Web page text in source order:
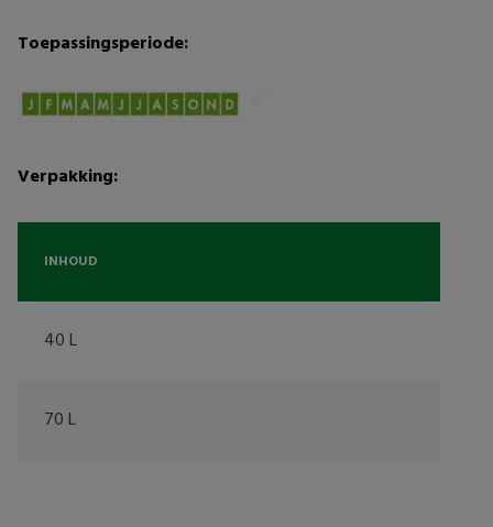
Toepassingsperiode:
Verpakking:
INHOUD
40 L
70 L